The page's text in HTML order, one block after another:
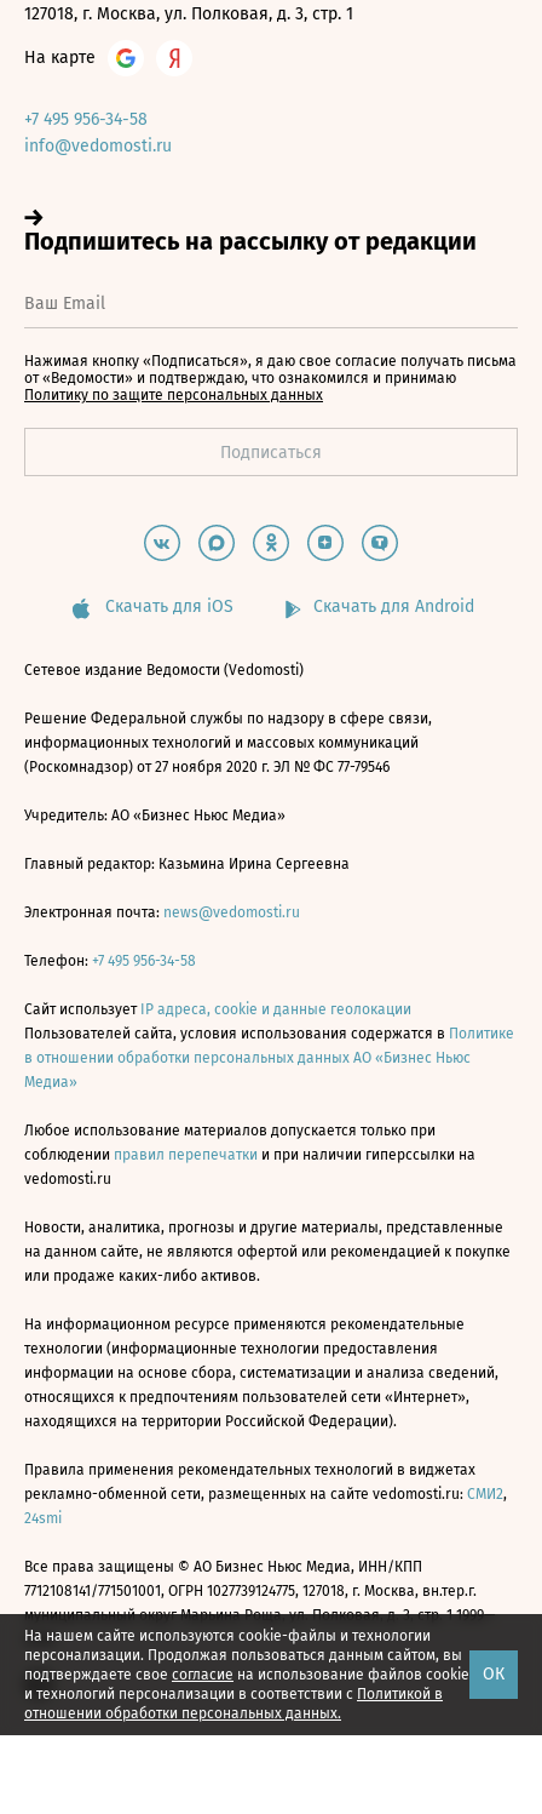
На нашем сайте используются cookie-файлы и технологии
персонализации. Продолжая пользоваться данным сайтом, вы
подтверждаете свое согласие на использование файлов cookie
и технологий персонализации в соответствии с Политикой в
отношении обработки персональных данных.
ОК
127018, г. Москва, ул. Полковая, д. 3, стр. 1
На карте
+7 495 956-34-58
info@vedomosti.ru
Нажимая кнопку «Подписаться», я даю свое согласие получать письма
от «Ведомости» и подтверждаю, что ознакомился и принимаю
Политику по защите персональных данных
Скачать для iOS Скачать для Android
Сетевое издание Ведомости (Vedomosti)
Решение Федеральной службы по надзору в сфере связи,
информационных технологий и массовых коммуникаций
(Роскомнадзор) от 27 ноября 2020 г. ЭЛ № ФС 77-79546
Учредитель: АО «Бизнес Ньюс Медиа»
Главный редактор: Казьмина Ирина Сергеевна
Электронная почта: news@vedomosti.ru
Телефон: +7 495 956-34-58
Сайт использует IP адреса, cookie и данные геолокации
Пользователей сайта, условия использования содержатся в Политике
в отношении обработки персональных данных АО «Бизнес Ньюс
Медиа»
Любое использование материалов допускается только при
соблюдении правил перепечатки и при наличии гиперссылки на
vedomosti.ru
Новости, аналитика, прогнозы и другие материалы, представленные
на данном сайте, не являются офертой или рекомендацией к покупке
или продаже каких-либо активов.
На информационном ресурсе применяются рекомендательные
технологии (информационные технологии предоставления
информации на основе сбора, систематизации и анализа сведений,
относящихся к предпочтениям пользователей сети «Интернет»,
находящихся на территории Российской Федерации).
Правила применения рекомендательных технологий в виджетах
рекламно-обменной сети, размещенных на сайте vedomosti.ru: СМИ2,
24smi
Все права защищены © АО Бизнес Ньюс Медиа, ИНН/КПП
7712108141/771501001, ОГРН 1027739124775, 127018, г. Москва, вн.тер.г.
муниципальный округ Марьина Роща, ул. Полковая, д. 3, стр. 1 1999—
2026